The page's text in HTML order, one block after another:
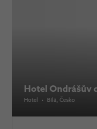
Hotel Ondrášův
Hotel • Bílá , Česko